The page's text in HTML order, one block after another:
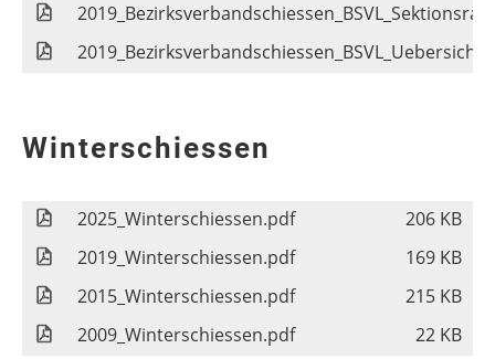
Winterschiessen
2025_Winterschiessen.pdf
206 KB
2019_Winterschiessen.pdf
169 KB
2015_Winterschiessen.pdf
215 KB
2009_Winterschiessen.pdf
22 KB